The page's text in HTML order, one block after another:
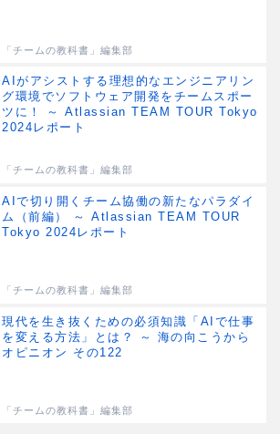
「チームの教科書」編集部
AIがアシストする理想的なエンジニアリン
グ環境でソフトウェア開発をチームスポー
ツに！ ～ Atlassian TEAM TOUR Tokyo
2024レポート
「チームの教科書」編集部
AIで切り開くチーム協働の新たなパラダイ
ム（前編） ～ Atlassian TEAM TOUR
Tokyo 2024レポート
「チームの教科書」編集部
現代を生き抜くための必須知識「AIで仕事
を変える方法」とは？ ～ 海の向こうから
オピニオン その122
「チームの教科書」編集部